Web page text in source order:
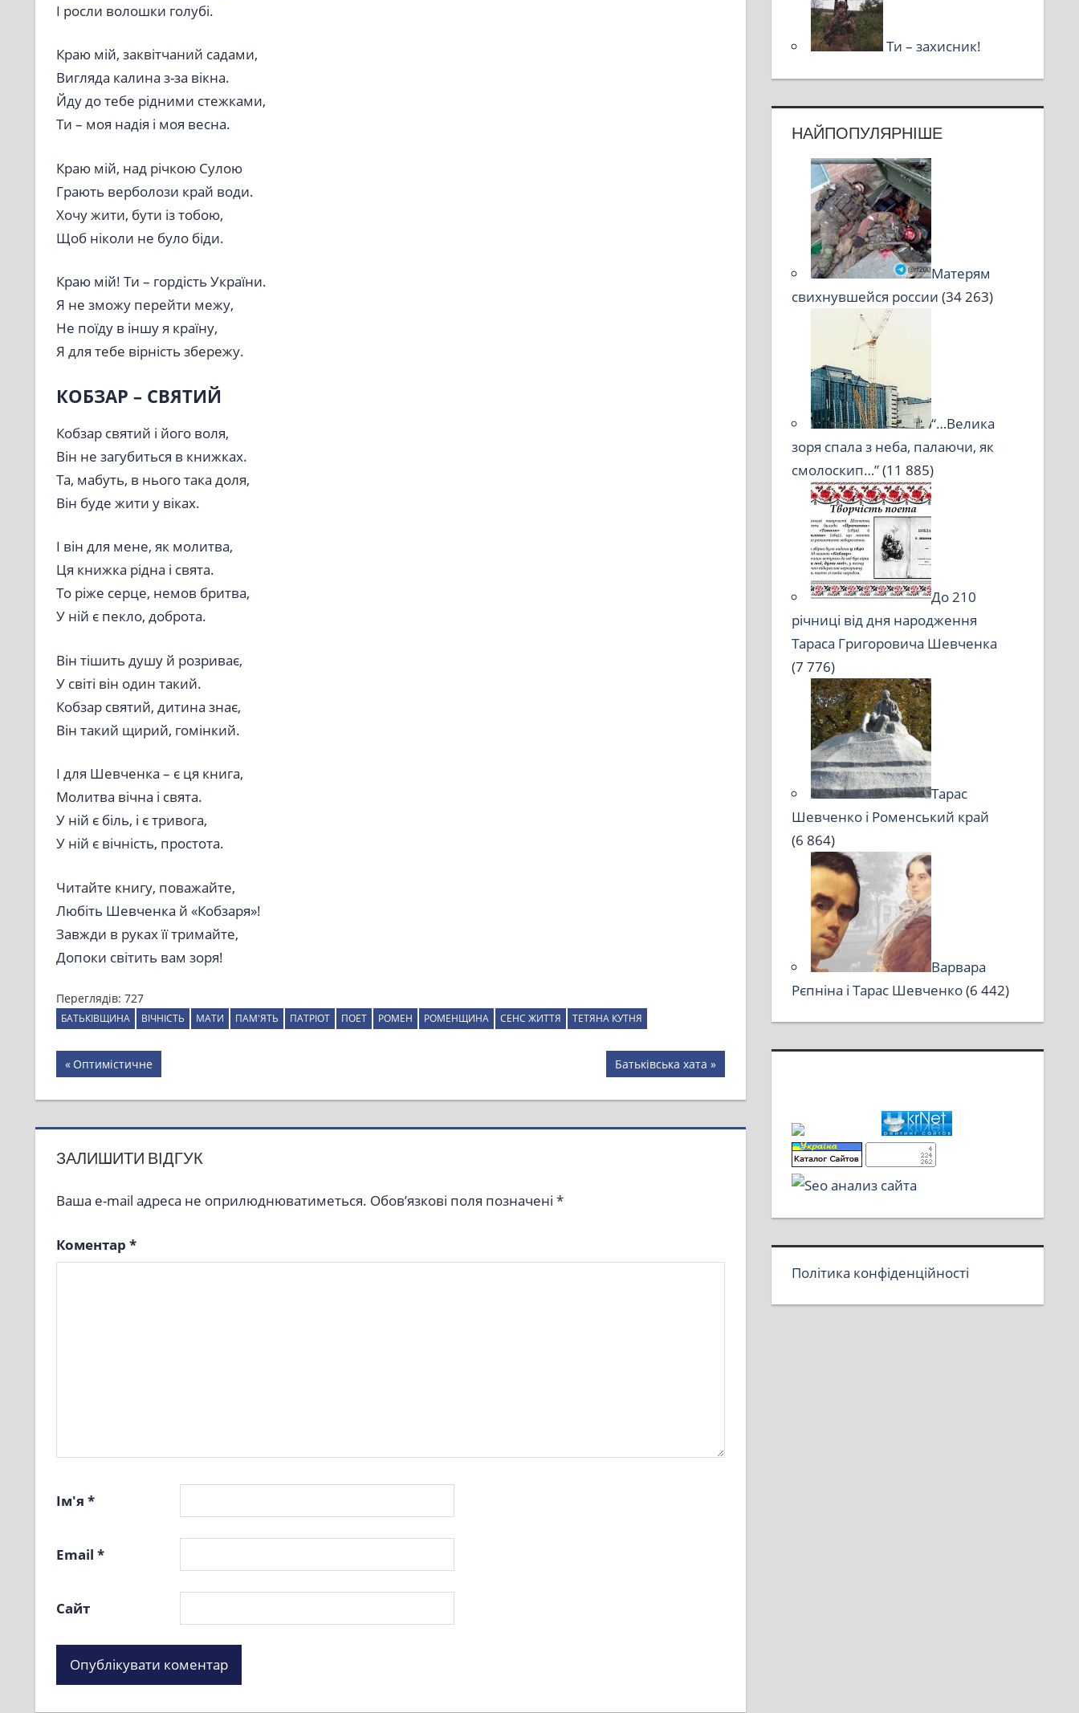
І росли волошки голубі.
Краю мій, заквітчаний садами,
Вигляда калина з-за вікна.
Йду до тебе рідними стежками,
Ти – моя надія і моя весна.
Краю мій, над річкою Сулою
Грають верболози край води.
Хочу жити, бути із тобою,
Щоб ніколи не було біди.
Краю мій! Ти – гордість України.
Я не зможу перейти межу,
Не поїду в іншу я країну,
Я для тебе вірність збережу.
КОБЗАР – СВЯТИЙ
Кобзар святий і його воля,
Він не загубиться в книжках.
Та, мабуть, в нього така доля,
Він буде жити у віках.
І він для мене, як молитва,
Ця книжка рідна і свята.
То ріже серце, немов бритва,
У ній є пекло, доброта.
Він тішить душу й розриває,
У світі він один такий.
Кобзар святий, дитина знає,
Він такий щирий, гомінкий.
І для Шевченка – є ця книга,
Молитва вічна і свята.
У ній є біль, і є тривога,
У ній є вічність, простота.
Читайте книгу, поважайте,
Любіть Шевченка й «Кобзаря»!
Завжди в руках її тримайте,
Допоки світить вам зоря!
Переглядів: 727
БАТЬКІВЩИНА ВІЧНІСТЬ МАТИ ПАМ'ЯТЬ ПАТРІОТ ПОЕТ РОМЕН РОМЕНЩИНА СЕНС ЖИТТЯ ТЕТЯНА КУТНЯ
Навігація
записів
Previous
Post:
Оптимістичне
Next
Post:
Батьківська хата
ЗАЛИШИТИ ВІДГУК
Ваша e-mail адреса не оприлюднюватиметься. Обов’язкові поля позначені *
Коментар *
Ім'я *
Email *
Сайт
Ти – захисник!
НАЙПОПУЛЯРНІШЕ
Матерям
свихнувшейся россии (34 263)
“…Велика
зоря спала з неба, палаючи, як
смолоскип…”(11 885)
До 210
річниці від дня народження
Тараса Григоровича Шевченка
(7 776)
Тарас
Шевченко і Роменський край
(6 864)
Варвара
Рєпніна і Тарас Шевченко(6 442)
Політика конфіденційності